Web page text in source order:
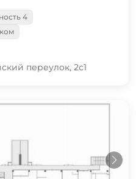
4
переулок, 2с1